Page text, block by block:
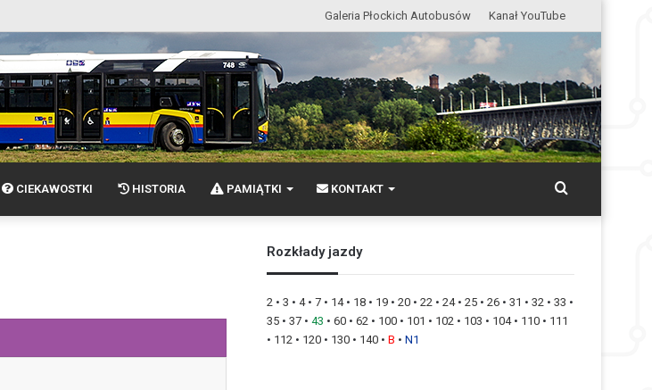
Galeria Płockich Autobusów Kanał YouTube
CIEKAWOSTKI HISTORIA PAMIĄTKI KONTAKT Wyszukaj
Rozkłady jazdy
2 •3 •4•7 • 14• 18 • 19 •20 •22 •24•25 •26 •31 •32 •33 •
35 •37 •43 •60 •62 • 100 • 101 • 102 • 103 • 104• 110 • 111
• 112 • 120 • 130 • 140 •B •N1